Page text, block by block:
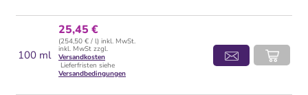
100 ml
25,45 €
(254,50 € / l) inkl. MwSt.
inkl. MwSt zzgl.
Versandkosten
Lieferfristen siehe
Versandbedingungen